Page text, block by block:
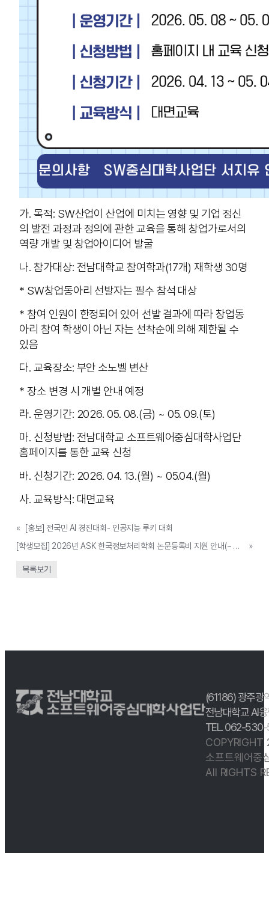
가. 목적: SW산업이 산업에 미치는 영향 및 기업 정신
의 발전 과정과 정의에 관한 교육을 통해 창업가로서의
역량 개발 및 창업아이디어 발굴
나. 참가대상: 전남대학교 참여학과(17개) 재학생 30명
* SW창업동아리 선발자는 필수 참석 대상
* 참여 인원이 한정되어 있어 선발 결과에 따라 창업동
아리 참여 학생이 아닌 자는 선착순에 의해 제한될 수
있음
다. 교육장소: 부안 소노벨 변산
* 장소 변경 시 개별 안내 예정
라. 운영기간: 2026. 05. 08.(금) ~ 05. 09.(토)
마. 신청방법: 전남대학교 소프트웨어중심대학사업단
홈페이지를 통한 교육 신청
바. 신청기간: 2026. 04. 13.(월) ~ 05.04.(월)
사. 교육방식: 대면교육
«
[홍보] 전국민 AI 경진대회- 인공지능 루키 대회
[학생모집] 2026년 ASK 한국정보처리학회 논문등록비 지원 안내(~ 5/2)
»
목록보기
(61186) 광주광
전남대학교 AI
TEL. 062-
COPYRIGHT
소프트웨어중
All RIGHTS